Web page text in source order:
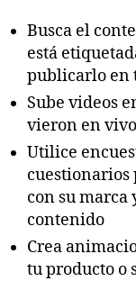
Busca el
está
publicarlo en
Sube videos
vieron en vivo
Utilice
cuestionarios
con su
contenido
Crea
tu producto o